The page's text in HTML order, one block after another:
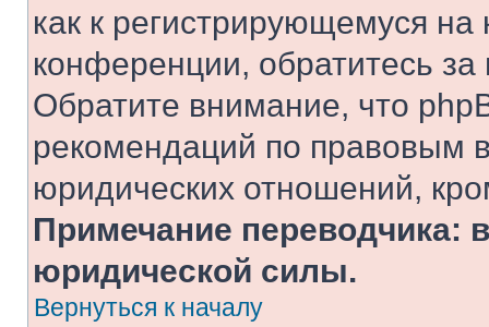
как к регистрирующемуся
конференции, обратитесь
Обратите внимание, что
рекомендаций по правовым
юридических отношений,
Примечание переводчика:
юридической силы.
Вернуться к началу